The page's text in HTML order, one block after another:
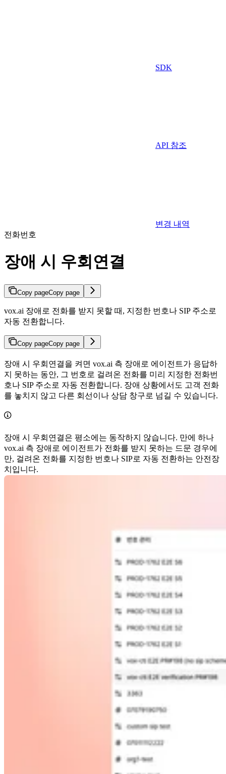
SDK
API 참조
변경 내역
전화번호
장애 시 우회연결
Copy pageCopy page
vox.ai 장애로 전화를 받지 못할 때, 지정한 번호나 SIP 주소로
자동 전환합니다.
Copy pageCopy page
장애 시 우회연결을 켜면 vox.ai 측 장애로 에이전트가 응답하
지 못하는 동안, 그 번호로 걸려온 전화를 미리 지정한 전화번
호나 SIP 주소로 자동 전환합니다. 장애 상황에서도 고객 전화
를 놓치지 않고 다른 회선이나 상담 창구로 넘길 수 있습니다.
장애 시 우회연결은 평소에는 동작하지 않습니다. 만에 하나
vox.ai 측 장애로 에이전트가 전화를 받지 못하는 드문 경우에
만, 걸려온 전화를 지정한 번호나 SIP로 자동 전환하는 안전장
치입니다.